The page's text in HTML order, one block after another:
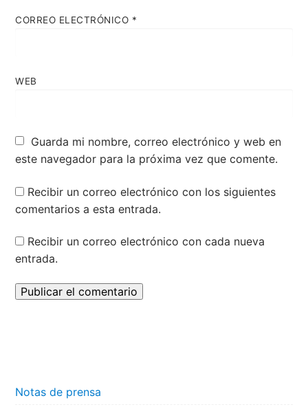
CORREO ELECTRÓNICO *
WEB
Guarda mi nombre, correo electrónico y web en
este navegador para la próxima vez que comente.
Recibir un correo electrónico con los siguientes
comentarios a esta entrada.
Recibir un correo electrónico con cada nueva
entrada.
Notas de prensa